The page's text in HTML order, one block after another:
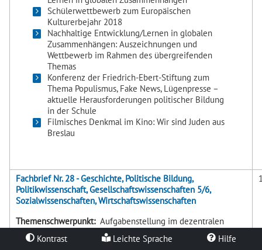
Kontrast Leichte Sprache Hilfe
Schülerwettbewerb zum Europäischen
Kulturerbejahr 2018
Nachhaltige Entwicklung/Lernen in globalen
Zusammenhängen: Auszeichnungen und
Wettbewerb im Rahmen des übergreifenden
Themas
Konferenz der Friedrich-Ebert-Stiftung zum
Thema Populismus, Fake News, Lügenpresse –
aktuelle Herausforderungen politischer Bildung
in der Schule
Filmisches Denkmal im Kino: Wir sind Juden aus
Breslau
Fachbrief Nr. 28 - Geschichte, Politische Bildung,
Politikwissenschaft, Gesellschaftswissenschaften 5/6,
Sozialwissenschaften, Wirtschaftswissenschaften
Themenschwerpunkt:Aufgabenstellung im dezentralen
Abitur